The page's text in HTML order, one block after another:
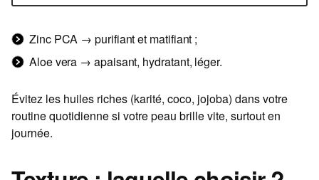
Zinc PCA → purifiant et matifiant ;
Aloe vera → apaisant, hydratant, léger.
Évitez les huiles riches (karité, coco, jojoba) dans votre
routine quotidienne si votre peau brille vite, surtout en
journée.